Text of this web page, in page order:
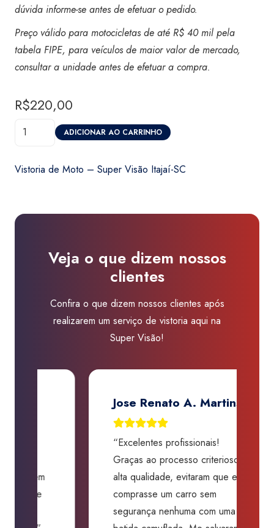
dúvida informe-se antes de efetuar o pedido.
Preço válido para motocicletas de até R$ 40 mil pela
tabela FIPE, para veículos de maior valor de mercado,
consultar a unidade antes de efetuar a compra.
R$220,00
Vistoria
Visão
quantidade
ADICIONAR AO CARRINHO
Vistoria de Moto – Super Visão Itajaí-SC
Veja o que dizem nossos
clientes
Confira o que dizem nossos clientes após
realizarem um serviço de vistoria aqui na
Super Visão!
Jose Renato A. Martins
“Excelentes profissionais!
Graças ao processo criterioso e
alta qualidade, evitaram que eu
comprasse um carro sem
segurança nenhuma com uma